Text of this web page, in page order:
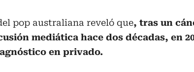
pop australiana reveló que, tras un
mediática hace dos décadas, en
en privado.